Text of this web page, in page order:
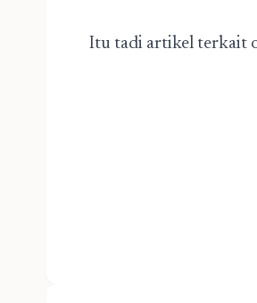
Itu tadi artikel terkait